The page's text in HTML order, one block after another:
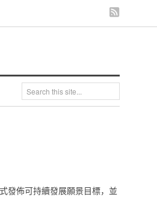
發佈可持續發展願景目標，並